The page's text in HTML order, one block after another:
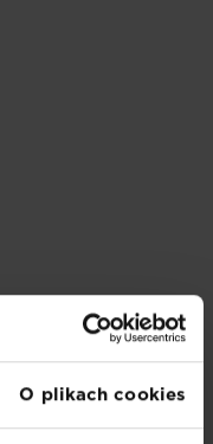
O plikach cookies
Next disabled
last disabled